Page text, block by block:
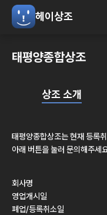
헤이상조
태평양종합상조
상조 소개
태평양종합상조는 현재 등록
아래 버튼을 눌러 문의해주세
회사명
영업개시일
폐업/등록취소일